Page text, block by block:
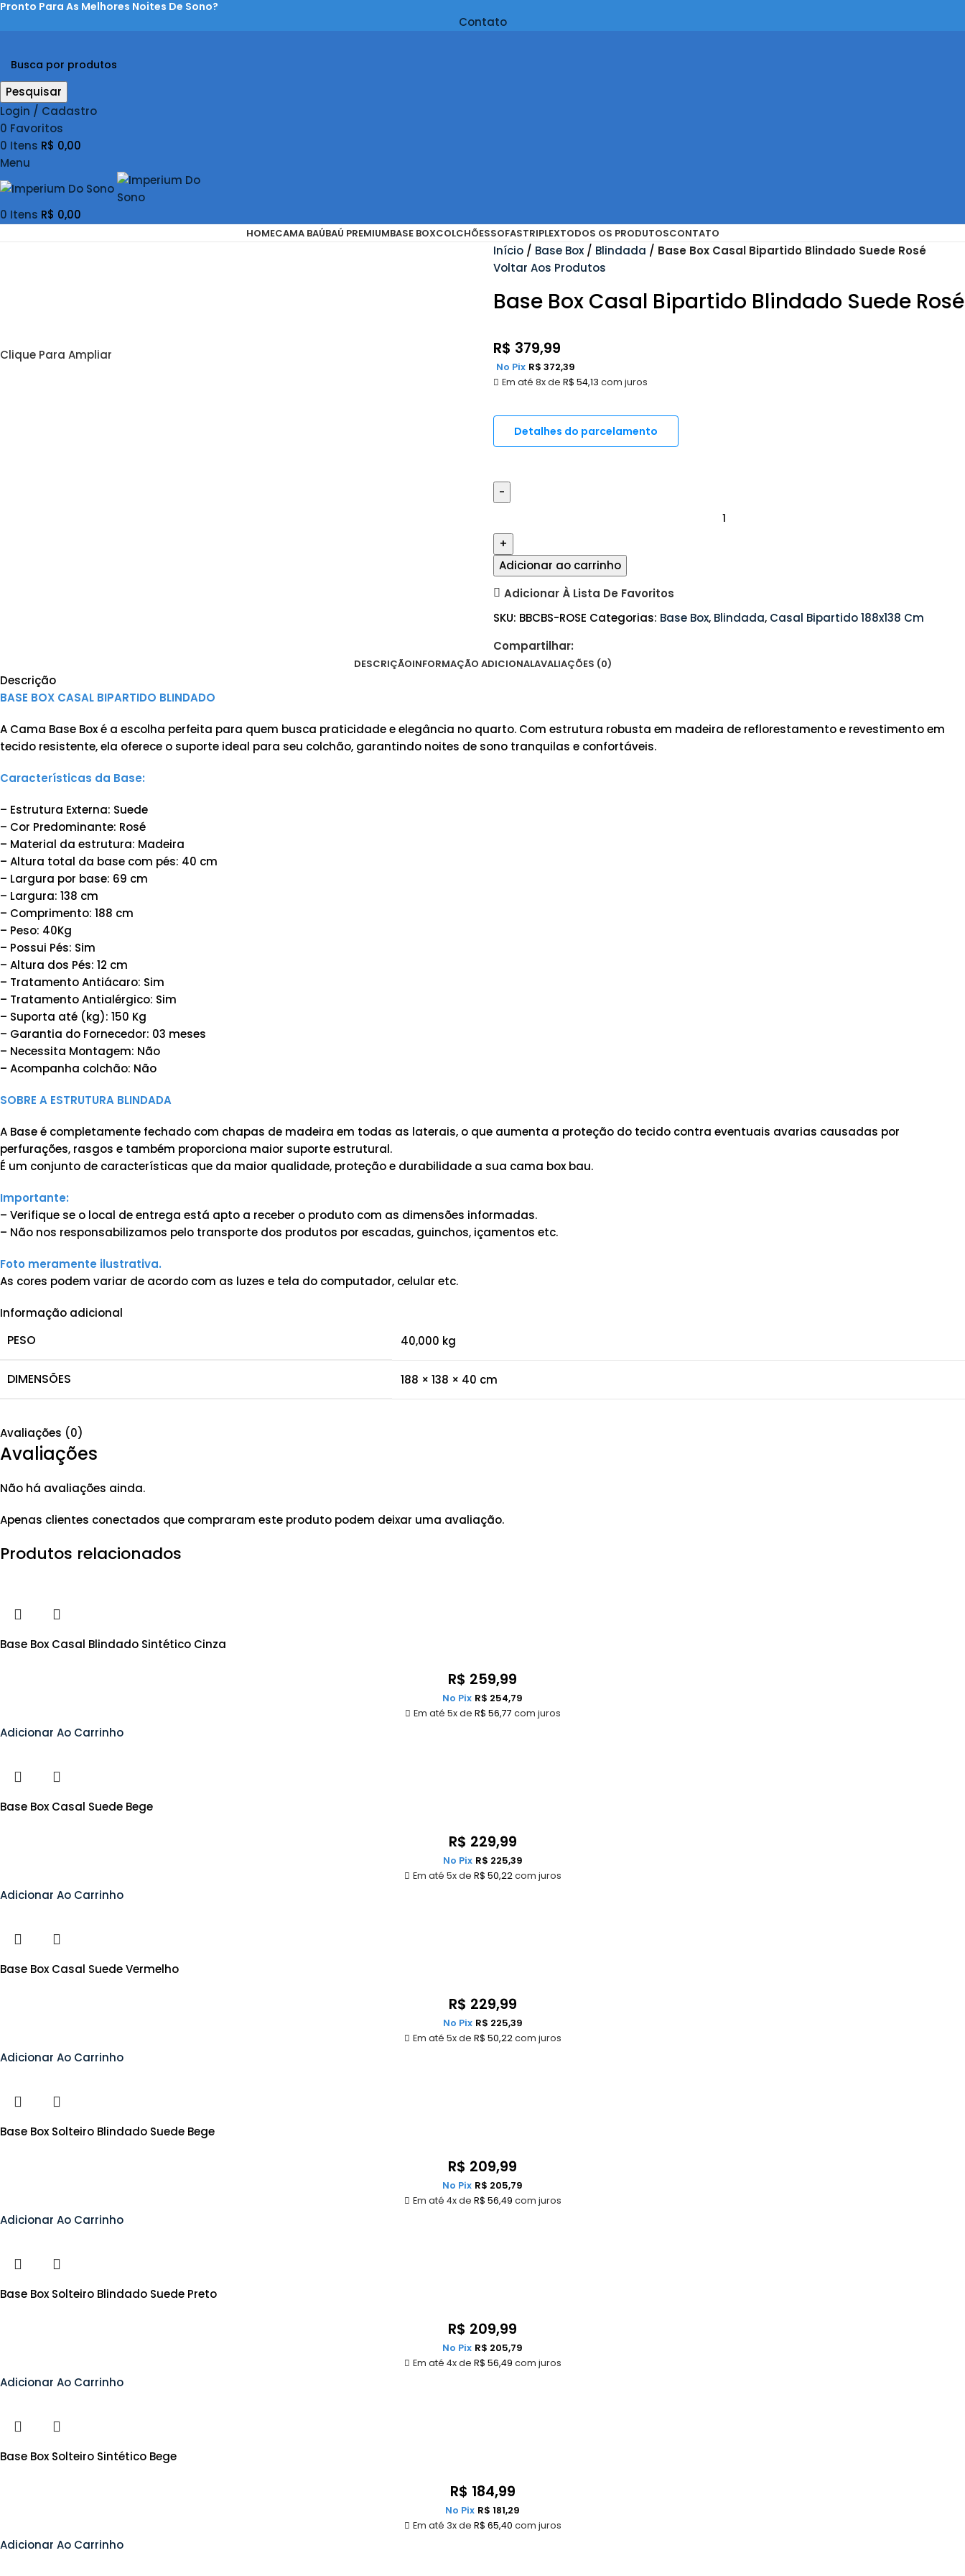
Pronto Para As Melhores Noites De Sono?
Contato
Pesquisar
Login / Cadastro
0 Favoritos
0 Itens R$ 0,00
Menu
0 Itens R$ 0,00
HOMECAMA BAÚBAÚ PREMIUMBASE BOXCOLCHÕESSOFASTRIPLEXTODOS OS PRODUTOSCONTATO
Clique Para Ampliar
Início Base Box Blindada
Base Box Casal Bipartido Blindado Suede Rosé
Voltar Aos Produtos
Base Box Casal Bipartido Blindado Suede Rosé
R$ 379,99
Em até 8x de R$ 54,13 com juros
No Pix R$ 372,39
Detalhes do parcelamento
Adicionar ao carrinho
Adicionar À Lista De Favoritos
SKU: BBCBS-ROSE Categorias: Base Box, Blindada, Casal Bipartido 188x138 Cm
Compartilhar:
DESCRIÇÃOINFORMAÇÃO ADICIONALAVALIAÇÕES (0)
Descrição
BASE BOX CASAL BIPARTIDO BLINDADO
A Cama Base Box é a escolha perfeita para quem busca praticidade e elegância no quarto. Com estrutura robusta em madeira de reflorestamento e revestimento em
tecido resistente, ela oferece o suporte ideal para seu colchão, garantindo noites de sono tranquilas e confortáveis.
Características da Base:
– Estrutura Externa: Suede
– Cor Predominante: Rosé
– Material da estrutura: Madeira
– Altura total da base com pés: 40 cm
– Largura por base: 69 cm
– Largura: 138 cm
– Comprimento: 188 cm
– Peso: 40Kg
– Possui Pés: Sim
– Altura dos Pés: 12 cm
– Tratamento Antiácaro: Sim
– Tratamento Antialérgico: Sim
– Suporta até (kg): 150 Kg
– Garantia do Fornecedor: 03 meses
– Necessita Montagem: Não
– Acompanha colchão: Não
SOBRE A ESTRUTURA BLINDADA
A Base é completamente fechado com chapas de madeira em todas as laterais, o que aumenta a proteção do tecido contra eventuais avarias causadas por
perfurações, rasgos e também proporciona maior suporte estrutural.
É um conjunto de características que da maior qualidade, proteção e durabilidade a sua cama box bau.
Importante:
– Verifique se o local de entrega está apto a receber o produto com as dimensões informadas.
– Não nos responsabilizamos pelo transporte dos produtos por escadas, guinchos, içamentos etc.
Foto meramente ilustrativa.
As cores podem variar de acordo com as luzes e tela do computador, celular etc.
Informação adicional
PESO 40,000 kg
DIMENSÕES 188 × 138 × 40 cm
Avaliações (0)
Avaliações
Não há avaliações ainda.
Apenas clientes conectados que compraram este produto podem deixar uma avaliação.
Produtos relacionados
Base Box Casal Blindado Sintético Cinza
R$ 259,99
Em até 5x de R$ 56,77 com juros
No Pix R$ 254,79
Adicionar Ao Carrinho
Base Box Casal Suede Bege
R$ 229,99
Em até 5x de R$ 50,22com juros
No Pix R$ 225,39
Adicionar Ao Carrinho
Base Box Casal Suede Vermelho
R$ 229,99
Em até 5x de R$ 50,22com juros
No Pix R$ 225,39
Adicionar Ao Carrinho
Base Box Solteiro Blindado Suede Bege
R$ 209,99
Em até 4x de R$ 56,49 com juros
No Pix R$ 205,79
Adicionar Ao Carrinho
Base Box Solteiro Blindado Suede Preto
R$ 209,99
Em até 4x de R$ 56,49 com juros
No Pix R$ 205,79
Adicionar Ao Carrinho
Base Box Solteiro Sintético Bege
R$ 184,99
Em até 3x de R$ 65,40 com juros
No Pix R$ 181,29
Adicionar Ao Carrinho